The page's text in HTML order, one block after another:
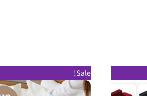
Sale!
זה